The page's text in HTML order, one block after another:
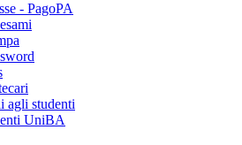
- PagoPA
agli studenti
UniBA